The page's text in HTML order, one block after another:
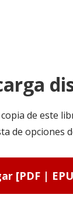
de este
de opciones
[PDF |